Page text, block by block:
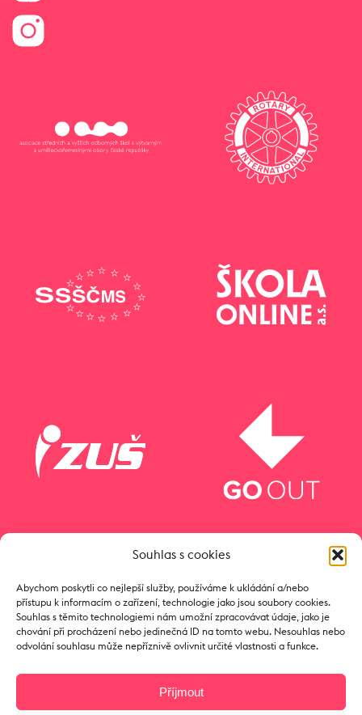
Souhlas s cookies
Abychom poskytli co nejlepší služby, používáme k ukládání a/nebo
přístupu k informacím o zařízení, technologie jako jsou soubory cookies.
Souhlas s těmito technologiemi nám umožní zpracovávat údaje, jako je
chování při procházení nebo jedinečná ID na tomto webu. Nesouhlas nebo
odvolání souhlasu může nepříznivě ovlivnit určité vlastnosti a funkce.
Příjmout